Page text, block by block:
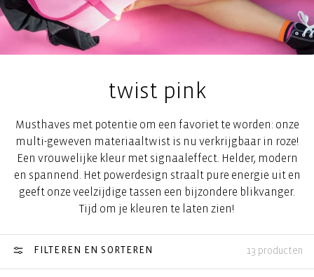
twist pink
Musthaves met potentie om een ​​favoriet te worden: onze
multi-geweven materiaaltwist is nu verkrijgbaar in roze!
Een vrouwelijke kleur met signaaleffect. Helder, modern
en spannend. Het powerdesign straalt pure energie uit en
geeft onze veelzijdige tassen een bijzondere blikvanger.
Tijd om je kleuren te laten zien!
FILTEREN EN SORTEREN 13 producten